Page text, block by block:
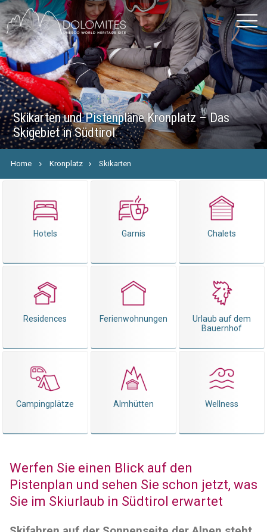
Skikarten und Pistenpläne Kronplatz – Das
Skigebiet in Südtirol
Home Kronplatz Skikarten
Hotels Garnis Chalets
Residences Ferienwohnungen
Urlaub auf dem
Bauernhof
Campingplätze Almhütten Wellness
Werfen Sie einen Blick auf den
Pistenplan und sehen Sie schon jetzt, was
Sie im Skiurlaub in Südtirol erwartet